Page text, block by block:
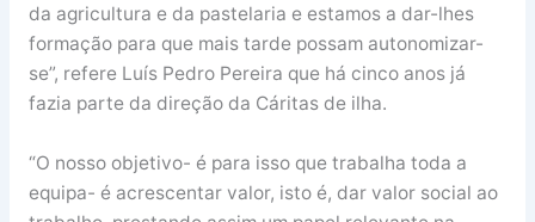
da agricultura e da pastelaria e estamos a dar-lhes
formação para que mais tarde possam autonomizar-
se”, refere Luís Pedro Pereira que há cinco anos já
fazia parte da direção da Cáritas de ilha.
“O nosso objetivo- é para isso que trabalha toda a
equipa- é acrescentar valor, isto é, dar valor social ao